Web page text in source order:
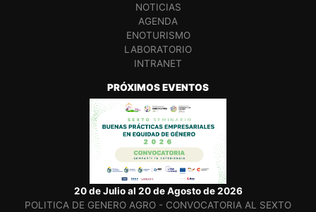
NOTICIAS
AGENDA
ENOTURISMO
LABORATORIO
INTRANET
PRÓXIMOS EVENTOS
20 de Julio al 20 de Agosto de 2026
POLITICA DE GENERO AGRO - CONVOCATORIA AL SEXTO